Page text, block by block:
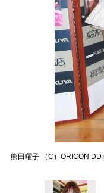
熊田曜子 （C）ORICON